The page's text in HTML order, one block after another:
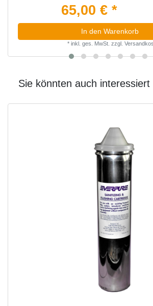
65,00 € *
In den Warenkorb
* inkl. ges. MwSt. zzgl.
Sie könnten auch interessiert